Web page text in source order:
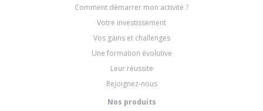
Comment démarrer mon activité ?
Votre investissement
Vos gains et challenges
Une formation évolutive
Leur réussite
Rejoignez-nous
Nos produits